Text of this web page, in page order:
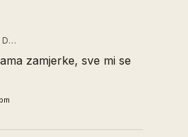
zamjerke, sve mi se